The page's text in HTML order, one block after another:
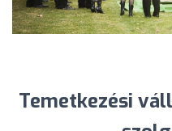
Temetkezési